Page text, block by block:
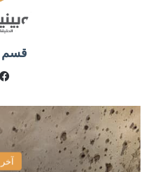
قسم
آخر